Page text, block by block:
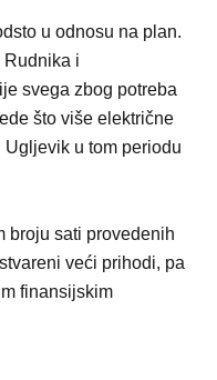
u odnosu na plan.
Rudnika i
svega zbog potreba
što više električne
u tom periodu
broju sati provedenih
veći prihodi, pa
finansijskim